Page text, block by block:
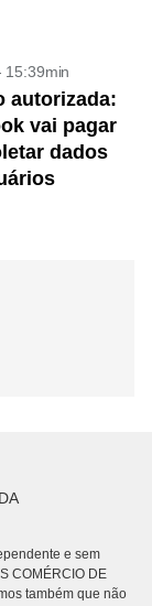
15:39min
autorizada:
vai pagar
dados
e sem
COMÉRCIO DE
também que não